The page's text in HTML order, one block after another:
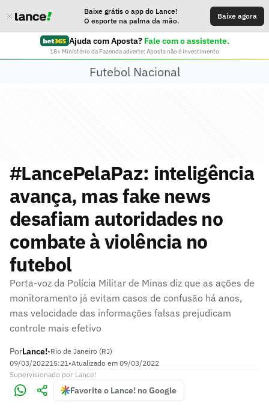
Baixe grátis o app do Lance!
O esporte na palma da mão.
Baixe agora
Ajuda com Aposta? Fale com o assistente.
18+ Ministério da Fazenda adverte: Aposta não é investimento
Futebol Nacional
#LancePelaPaz: inteligência
avança, mas fake news
desafiam autoridades no
combate à violência no
futebol
Porta-voz da Polícia Militar de Minas diz que as ações de
monitoramento já evitam casos de confusão há anos,
mas velocidade das informações falsas prejudicam
controle mais efetivo
PorLance!•Rio de Janeiro (RJ)
09/03/202215:21•Atualizado em 09/03/2022
Supervisionado por Lance!
Favorite o Lance! no Google